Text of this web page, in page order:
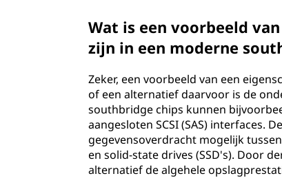
Wat is een voorbeeld
zijn in een moderne
Zeker, een voorbeeld van een
of een alternatief daarvoor is de
southbridge chips kunnen
aangesloten SCSI (SAS) interfaces.
gegevensoverdracht mogelijk
en solid-state drives (SSD's). Door
alternatief de algehele